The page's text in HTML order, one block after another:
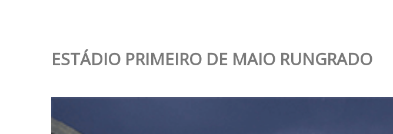
ESTÁDIO PRIMEIRO DE MAIO RUNGRADO